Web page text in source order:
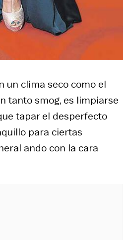
un clima seco como el
tanto smog, es limpiarse
tapar el desperfecto
para ciertas
ando con la cara